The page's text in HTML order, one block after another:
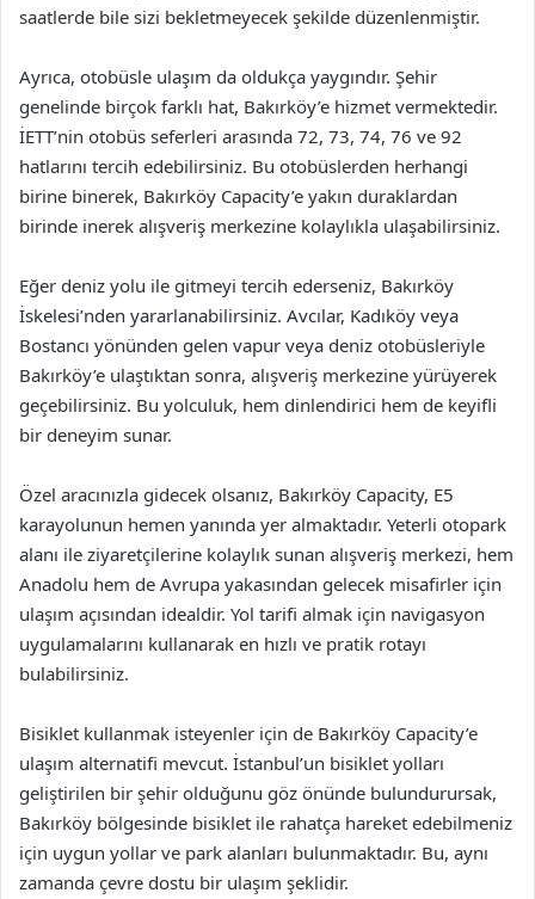
saatlerde bile sizi bekletmeyecek şekilde düzenlenmiştir.
Ayrıca, otobüsle ulaşım da oldukça yaygındır. Şehir
genelinde birçok farklı hat, Bakırköy’e hizmet vermektedir.
İETT’nin otobüs seferleri arasında 72, 73, 74, 76 ve 92
hatlarını tercih edebilirsiniz. Bu otobüslerden herhangi
birine binerek, Bakırköy Capacity’e yakın duraklardan
birinde inerek alışveriş merkezine kolaylıkla ulaşabilirsiniz.
Eğer deniz yolu ile gitmeyi tercih ederseniz, Bakırköy
İskelesi’nden yararlanabilirsiniz. Avcılar, Kadıköy veya
Bostancı yönünden gelen vapur veya deniz otobüsleriyle
Bakırköy’e ulaştıktan sonra, alışveriş merkezine yürüyerek
geçebilirsiniz. Bu yolculuk, hem dinlendirici hem de keyifli
bir deneyim sunar.
Özel aracınızla gidecek olsanız, Bakırköy Capacity, E5
karayolunun hemen yanında yer almaktadır. Yeterli otopark
alanı ile ziyaretçilerine kolaylık sunan alışveriş merkezi, hem
Anadolu hem de Avrupa yakasından gelecek misafirler için
ulaşım açısından idealdir. Yol tarifi almak için navigasyon
uygulamalarını kullanarak en hızlı ve pratik rotayı
bulabilirsiniz.
Bisiklet kullanmak isteyenler için de Bakırköy Capacity’e
ulaşım alternatifi mevcut. İstanbul’un bisiklet yolları
geliştirilen bir şehir olduğunu göz önünde bulundurursak,
Bakırköy bölgesinde bisiklet ile rahatça hareket edebilmeniz
için uygun yollar ve park alanları bulunmaktadır. Bu, aynı
zamanda çevre dostu bir ulaşım şeklidir.